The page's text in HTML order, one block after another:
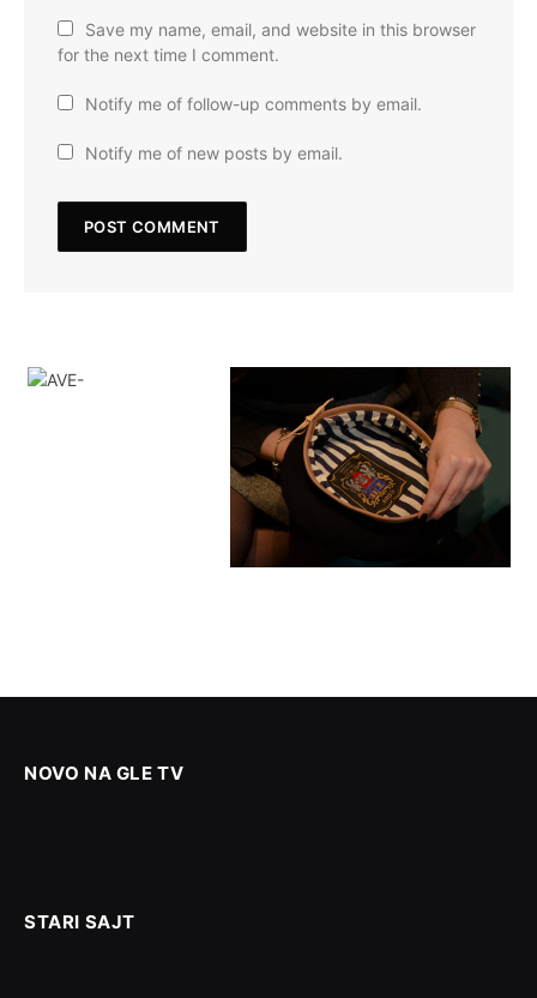
Save my name, email, and website in this browser
for the next time I comment.
Notify me of follow-up comments by email.
Notify me of new posts by email.
NOVO NA GLE TV
STARI SAJT